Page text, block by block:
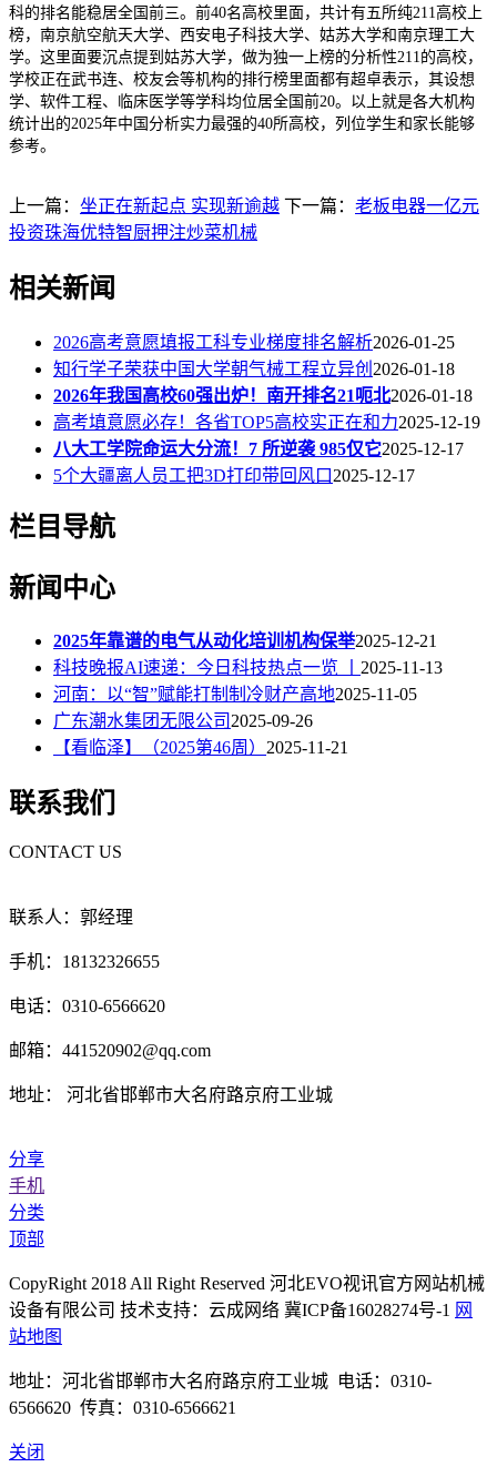
科的排名能稳居全国前三。前40名高校里面，共计有五所纯211高校上
榜，南京航空航天大学、西安电子科技大学、姑苏大学和南京理工大
学。这里面要沉点提到姑苏大学，做为独一上榜的分析性211的高校，
学校正在武书连、校友会等机构的排行榜里面都有超卓表示，其设想
学、软件工程、临床医学等学科均位居全国前20。以上就是各大机构
统计出的2025年中国分析实力最强的40所高校，列位学生和家长能够
参考。
上一篇： 坐正在新起点 实现新逾越 下一篇： 老板电器一亿元
投资珠海优特智厨押注炒菜机械
相关新闻
2026高考意愿填报工科专业梯度排名解析2026-01-25
知行学子荣获中国大学朝气械工程立异创 2026-01-18
2026年我国高校60强出炉！南开排名21呃北2026-01-18
高考填意愿必存！各省TOP5高校实正在和力2025-12-19
八大工学院命运大分流！7 所逆袭 985仅它2025-12-17
5个大疆离人员工把3D打印带回风口 2025-12-17
栏目导航
新闻中心
2025年靠谱的电气从动化培训机构保举2025-12-21
科技晚报AI速递：今日科技热点一览 丨 2025-11-13
河南：以“智”赋能打制制冷财产高地2025-11-05
广东潮水集团无限公司2025-09-26
【看临泽】（2025第46周） 2025-11-21
联系我们
CONTACT US
联系人：郭经理
手机：18132326655
电话：0310-6566620
邮箱：441520902@qq.com
地址： 河北省邯郸市大名府路京府工业城
分享
手机
分类
顶部
CopyRight 2018 All Right Reserved 河北EVO视讯官方网站机械
设备有限公司 技术支持：云成网络 冀ICP备16028274号-1 网
站地图
地址：河北省邯郸市大名府路京府工业城 电话：0310-
6566620 传真：0310-6566621
关闭